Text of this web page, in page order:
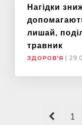
Нагідки
лишай,
травник
ЗДОРОВ'Я |
1